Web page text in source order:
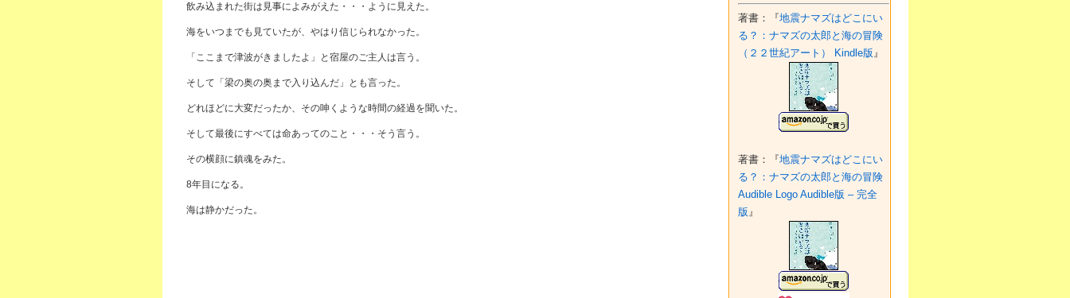
飲み込まれた街は見事によみがえた・・・ように見えた。
海をいつまでも見ていたが、やはり信じられなかった。
「ここまで津波がきましたよ」と宿屋のご主人は言う。
そして「梁の奥の奥まで入り込んだ」とも言った。
どれほどに大変だったか、その呻くような時間の経過を聞いた。
そして最後にすべては命あってのこと・・・そう言う。
その横顔に鎮魂をみた。
8年目になる。
海は静かだった。
著書：『地震ナマズはどこにい
る？：ナマズの太郎と海の冒険
（２２世紀アート） Kindle版』
著書：『地震ナマズはどこにい
る？：ナマズの太郎と海の冒険
Audible Logo Audible版 – 完全
版』